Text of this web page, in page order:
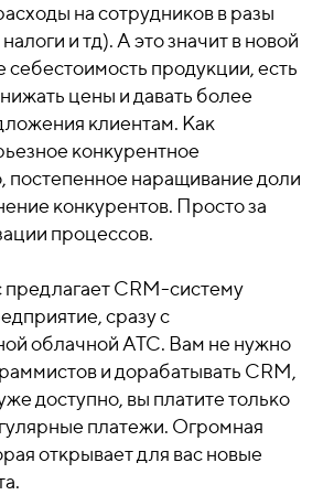
на сотрудников в разы
и тд). А это значит в новой
продукции, есть
цены и давать более
клиентам. Как
конкурентное
постепенное наращивание доли
конкурентов. Просто за
процессов.
предлагает CRM-систему
сразу с
облачной АТС. Вам не нужно
и дорабатывать СRM,
доступно, вы платите только
платежи. Огромная
открывает для вас новые